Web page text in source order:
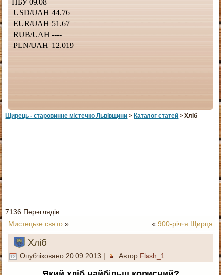
Щирець - старовинне мiстечко Львiвщини >Каталог статей > Хліб
7136 Переглядів
Мистецьке свято » « 900-річчя Щирця
Хліб
Опубліковано 20.09.2013 | Автор Flash_1